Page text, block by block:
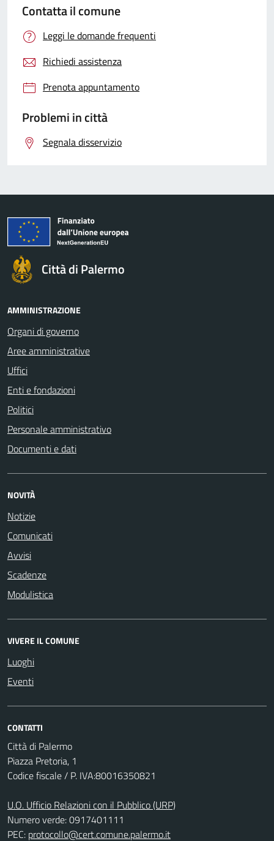
Contatta il comune
Leggi le domande frequenti
Richiedi assistenza
Prenota appuntamento
Problemi in città
Segnala disservizio
Città di Palermo
AMMINISTRAZIONE
Organi di governo
Aree amministrative
Uffici
Enti e fondazioni
Politici
Personale amministrativo
Documenti e dati
NOVITÀ
Notizie
Comunicati
Avvisi
Scadenze
Modulistica
VIVERE IL COMUNE
Luoghi
Eventi
CONTATTI
Città di Palermo
Piazza Pretoria, 1
Codice fiscale / P. IVA:80016350821
U.O. Ufficio Relazioni con il Pubblico (URP)
Numero verde: 0917401111
PEC: protocollo@cert.comune.palermo.it